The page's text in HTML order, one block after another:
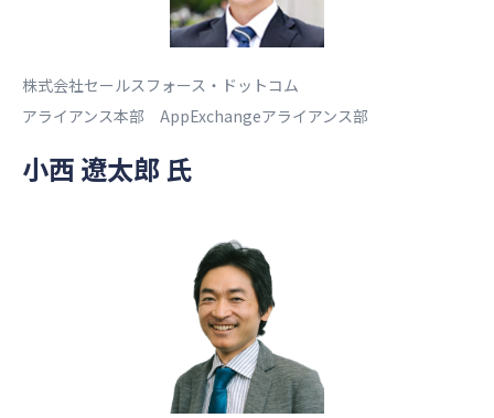
株式会社セールスフォース・ドットコム
アライアンス本部 AppExchangeアライアンス部
小西 遼太郎 氏